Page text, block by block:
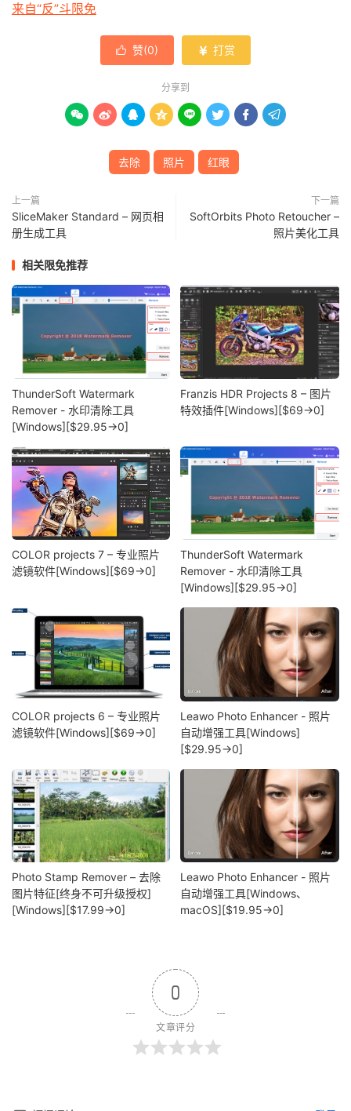
来自“反”斗限免
 赞(0)  打赏
分享到
       
去除 照片 红眼
上一篇
SliceMaker Standard – 网页相
册生成工具
下一篇
SoftOrbits Photo Retoucher –
照片美化工具
相关限免推荐
ThunderSoft Watermark
Remover - 水印清除工具
[Windows][$29.95→0]
Franzis HDR Projects 8 – 图片
特效插件[Windows][$69→0]
COLOR projects 7 – 专业照片
滤镜软件[Windows][$69→0]
ThunderSoft Watermark
Remover - 水印清除工具
[Windows][$29.95→0]
COLOR projects 6 – 专业照片
滤镜软件[Windows][$69→0]
Leawo Photo Enhancer - 照片
自动增强工具[Windows]
[$29.95→0]
Photo Stamp Remover – 去除
图片特征[终身不可升级授权]
[Windows][$17.99→0]
Leawo Photo Enhancer - 照片
自动增强工具[Windows、
macOS][$19.95→0]
0
文章评分